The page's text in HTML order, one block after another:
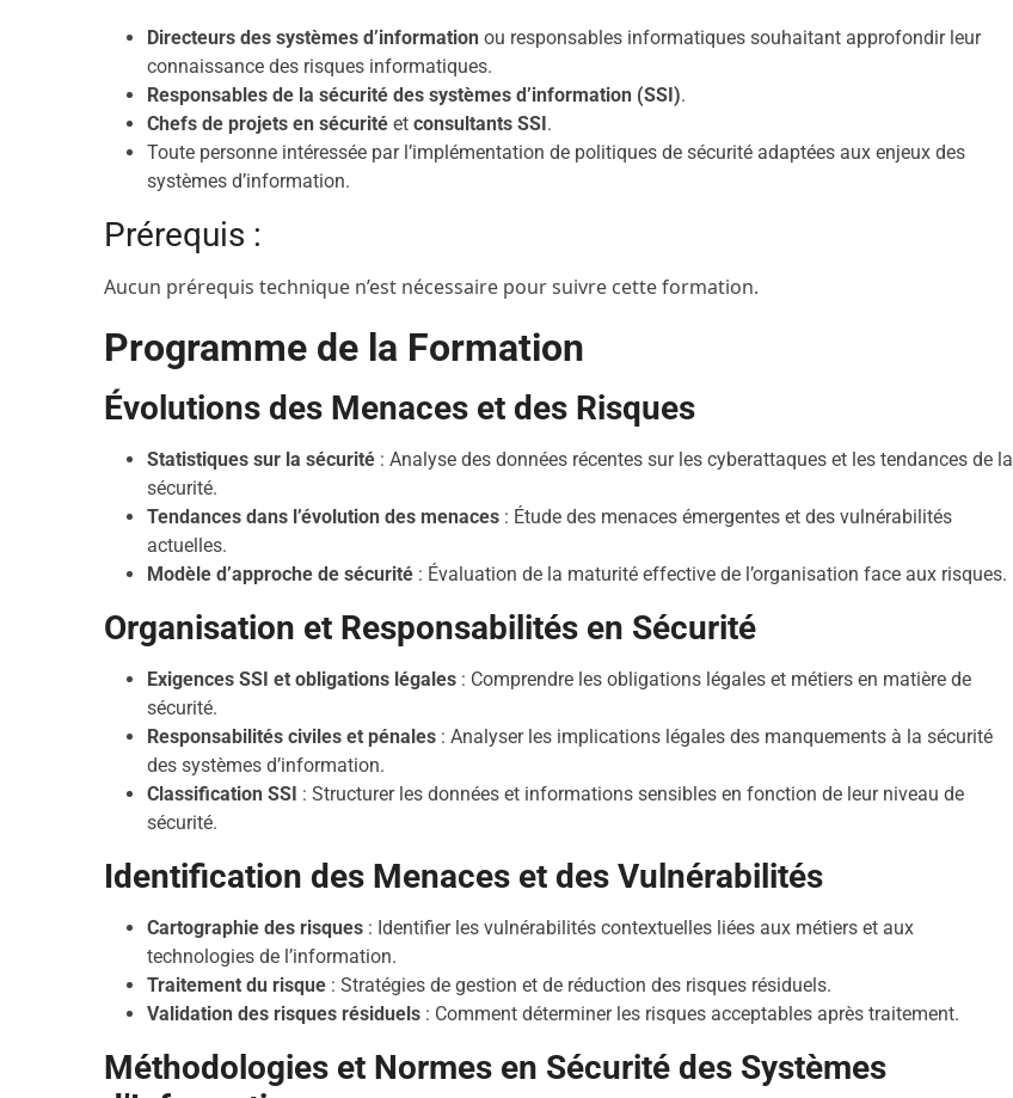
Directeurs des systèmes d’information ou responsables informatiques souhaitant approfondir leur
connaissance des risques informatiques.
Responsables de la sécurité des systèmes d’information (SSI).
Chefs de projets en sécurité etconsultants SSI.
Toute personne intéressée par l’implémentation de politiques de sécurité adaptées aux enjeux des
systèmes d’information.
Prérequis :
Aucun prérequis technique n’est nécessaire pour suivre cette formation.
Programme de la Formation
Évolutions des Menaces et des Risques
Statistiques sur la sécurité : Analyse des données récentes sur les cyberattaques et les tendances de la
sécurité.
Tendances dans l’évolution des menaces : Étude des menaces émergentes et des vulnérabilités
actuelles.
Modèle d’approche de sécurité : Évaluation de la maturité effective de l’organisation face aux risques.
Organisation et Responsabilités en Sécurité
Exigences SSI et obligations légales : Comprendre les obligations légales et métiers en matière de
sécurité.
Responsabilités civiles et pénales : Analyser les implications légales des manquements à la sécurité
des systèmes d’information.
Classification SSI : Structurer les données et informations sensibles en fonction de leur niveau de
sécurité.
Identification des Menaces et des Vulnérabilités
Cartographie des risques : Identifier les vulnérabilités contextuelles liées aux métiers et aux
technologies de l’information.
Traitement du risque : Stratégies de gestion et de réduction des risques résiduels.
Validation des risques résiduels : Comment déterminer les risques acceptables après traitement.
Méthodologies et Normes en Sécurité des Systèmes